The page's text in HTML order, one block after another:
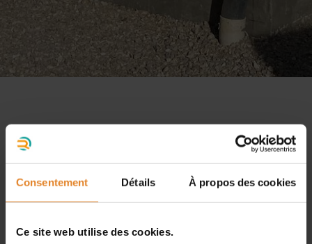
Consentement Détails À propos des cookies
Ce site web utilise des cookies.